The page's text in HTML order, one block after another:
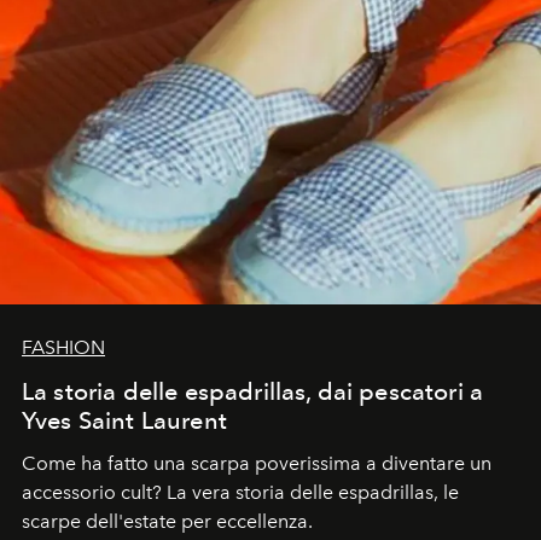
FASHION
La storia delle espadrillas, dai pescatori a
Yves Saint Laurent
Come ha fatto una scarpa poverissima a diventare un
accessorio cult? La vera storia delle espadrillas, le
scarpe dell'estate per eccellenza.